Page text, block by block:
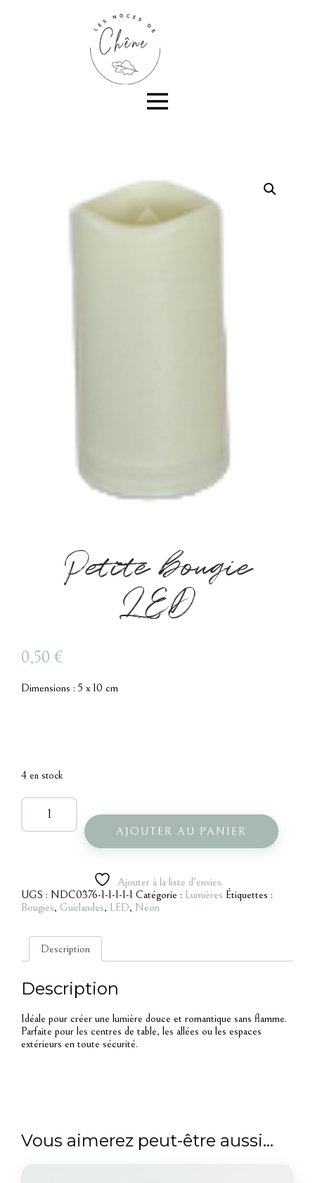
Petite bougie
LED
0,50 €
Dimensions : 5 x 10 cm
4 en stock
quantité
Petite
AJOUTER AU PANIER
Ajouter à la liste d’envies
UGS : NDC0376-1-1-1-1-1 Catégorie : Lumières Étiquettes :
Bougies, Guirlandes, LED, Néon
Description
Description
Idéale pour créer une lumière douce et romantique sans flamme.
Parfaite pour les centres de table, les allées ou les espaces
extérieurs en toute sécurité.
Vous aimerez peut-être aussi…